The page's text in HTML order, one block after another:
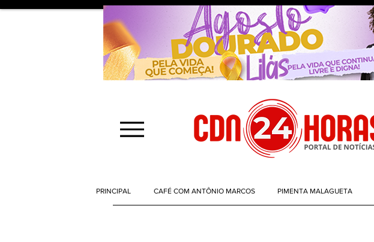
PRINCIPAL CAFÉ COM ANTÔNIO MARCOS PIMENTA MALAGUETA